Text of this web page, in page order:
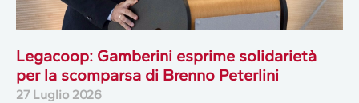
Legacoop: Gamberini esprime solidarietà
per la scomparsa di Brenno Peterlini
27 Luglio 2026